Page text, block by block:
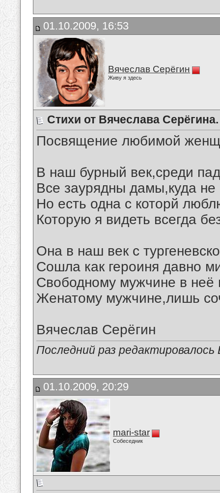
01.10.2009, 16:53
Вячеслав Серёгин
Живу я здесь
Стихи от Вячеслава Серёгина.
Посвящение любимой
В наш бурный век,среди
Все заурядны дамы,куда не
Но есть одна с которй
Которую я видеть всегда
Она в наш век с
Сошла как героиня давно
Свободному мужчине в неё
Женатому мужчине,лишь
Вячеслав Серёгин
Последний раз
01.10.2009, 20:29
mari-star
Собеседник